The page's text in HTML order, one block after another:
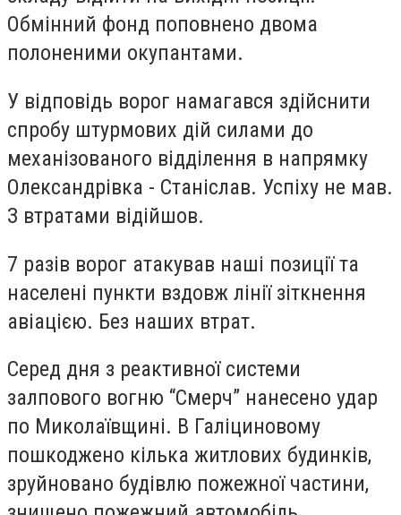
Обмінний фонд поповнено двома
полоненими окупантами.
У відповідь ворог намагався здійснити
спробу штурмових дій силами до
механізованого відділення в напрямку
Олександрівка - Станіслав. Успіху не мав.
З втратами відійшов.
7 разів ворог атакував наші позиції та
населені пункти вздовж лінії зіткнення
авіацією. Без наших втрат.
Серед дня з реактивної системи
залпового вогню “Смерч” нанесено удар
по Миколаївщині. В Галіциновому
пошкоджено кілька житлових будинків,
зруйновано будівлю пожежної частини,